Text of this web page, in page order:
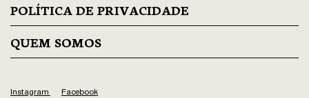
POLÍTICA DE PRIVACIDADE
QUEM SOMOS
Instagram Facebook